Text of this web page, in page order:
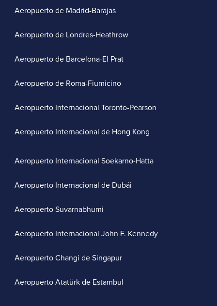
Aeropuerto de Madrid-Barajas
Aeropuerto de Londres-Heathrow
Aeropuerto de Barcelona-El Prat
Aeropuerto de Roma-Fiumicino
Aeropuerto Internacional Toronto-Pearson
Aeropuerto Internacional de Hong Kong
Aeropuerto Internacional Soekarno-Hatta
Aeropuerto Internacional de Dubái
Aeropuerto Suvarnabhumi
Aeropuerto Internacional John F. Kennedy
Aeropuerto Changi de Singapur
Aeropuerto Atatürk de Estambul